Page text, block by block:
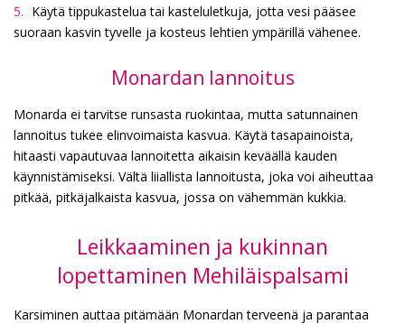
Käytä tippukastelua tai kasteluletkuja, jotta vesi pääsee
suoraan kasvin tyvelle ja kosteus lehtien ympärillä vähenee.
Monardan lannoitus
Monarda ei tarvitse runsasta ruokintaa, mutta satunnainen
lannoitus tukee elinvoimaista kasvua. Käytä tasapainoista,
hitaasti vapautuvaa lannoitetta aikaisin keväällä kauden
käynnistämiseksi. Vältä liiallista lannoitusta, joka voi aiheuttaa
pitkää, pitkäjalkaista kasvua, jossa on vähemmän kukkia.
Leikkaaminen ja kukinnan
lopettaminen Mehiläispalsami
Karsiminen auttaa pitämään Monardan terveenä ja parantaa